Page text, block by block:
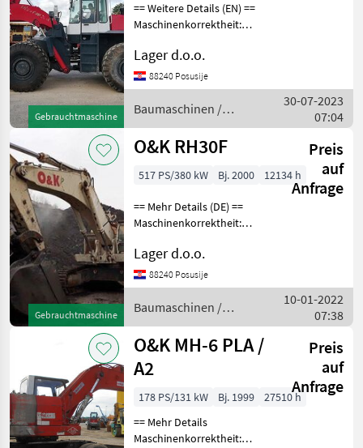
Gebrauchtmaschine
== Weitere Details (EN) ==
Maschinenkorrektheit:
Zahnkorb 4m3
Signalisierung ZF-Getriebe
Baumaschinen Radlader
Lager d.o.o.
88240 Posusije
Baumaschinen /
O&K
30-07-2023
07:04
Gebrauchtmaschine
O&K RH30F
Preis
auf
Anfrage
517 PS/380 kW Bj. 2000 12134 h
== Mehr Details (DE) ==
Maschinenkorrektheit:
mm funktionierende
Signalisierung Gleise 600
mm Korb 5, 1 m3
Baumaschinen
Lager d.o.o.
88240 Posusije
Baumaschinen /
O&K
10-01-2022
07:38
O&K MH-6 PLA /
A2
Preis
auf
Anfrage
178 PS/131 kW Bj. 1999
27510 h
== Mehr Details
Maschinenkorrektheit: